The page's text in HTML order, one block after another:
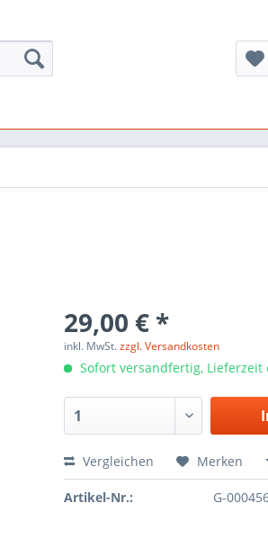
29,00 € *
inkl. MwSt.zzgl. Versandkosten
Sofort versandfertig, Lieferzeit
Vergleichen Merken
Artikel-Nr.: G-